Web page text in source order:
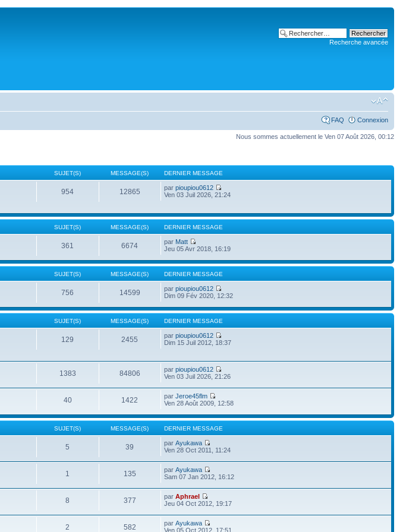
Recherche avancée
FAQ Connexion
Nous sommes actuellement le Ven 07 Août 2026, 00:12
SUJET(S) MESSAGE(S) DERNIER MESSAGE
954 12865 parpioupiou0612
Ven 03 Juil 2026, 21:24
SUJET(S) MESSAGE(S) DERNIER MESSAGE
361 6674 par Matt
Jeu 05 Avr 2018, 16:19
SUJET(S) MESSAGE(S) DERNIER MESSAGE
756 14599 parpioupiou0612
Dim 09 Fév 2020, 12:32
SUJET(S) MESSAGE(S) DERNIER MESSAGE
129 2455 parpioupiou0612
Dim 15 Juil 2012, 18:37
1383 84806 parpioupiou0612
Ven 03 Juil 2026, 21:26
40 1422 parJeroe45flm
Ven 28 Août 2009, 12:58
SUJET(S) MESSAGE(S) DERNIER MESSAGE
5 39 parAyukawa
Ven 28 Oct 2011, 11:24
1 135 parAyukawa
Sam 07 Jan 2012, 16:12
8 377 parAphrael
Jeu 04 Oct 2012, 19:17
2 582 parAyukawa
Ven 05 Oct 2012, 17:51